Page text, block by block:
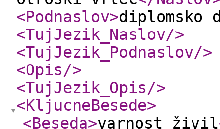
<Podnaslov>diplomsko
<TujJezik_Naslov/>
<TujJezik_Podnaslov/>
<Opis/>
<TujJezik_Opis/>
<KljucneBesede>
<Beseda>varnost živil